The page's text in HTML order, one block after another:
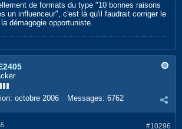
de formats du type "10 bonnes raisons
un influenceur", c'est là qu'il faudrait corriger le
démagogie opportuniste.
octobre 2006 Messages: 6762
#10296